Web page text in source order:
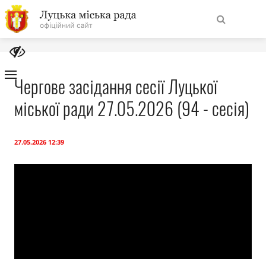
На
головну
НавігаціяПро місто
Чергове засідання сесії Луцької
міської ради 27.05.2026 (94 - сесія)
27.05.2026 12:39